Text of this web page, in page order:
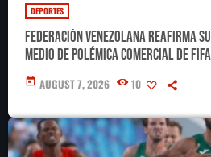
DEPORTES
Federación Venezolana reafirma
medio de polémica comercial de FIFA
today AUGUST 7, 2026 10